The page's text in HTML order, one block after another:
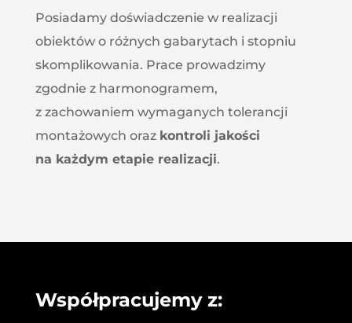
Posiadamy doświadczenie w realizacji
obiektów o różnych gabarytach i stopniu
skomplikowania. Prace prowadzimy
zgodnie z harmonogramem,
z zachowaniem wymaganych tolerancji
montażowych oraz kontroli jakości
na każdym etapie realizacji.
Współpracujemy z: